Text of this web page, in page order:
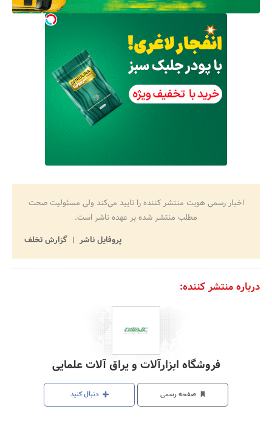
اخبار رسمی هویت منتشر کننده را تایید می‌کند ولی مسئولیت صحت
مطلب منتشر شده بر عهده ناشر است.
پروفایل ناشر
گزارش تخلف
درباره منتشر کننده:
فروشگاه ابزارآلات و یراق آلات علمایی
صفحه رسمی دنبال کنید